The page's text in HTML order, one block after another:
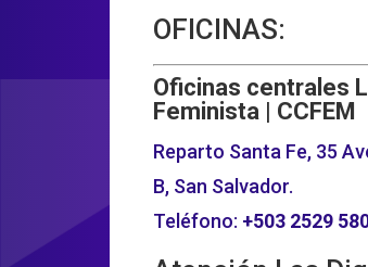
OFICINAS:
Oficinas centrales
Feminista | CCFEM
Reparto Santa Fe, 35
B, San Salvador.
Teléfono: +503 2529